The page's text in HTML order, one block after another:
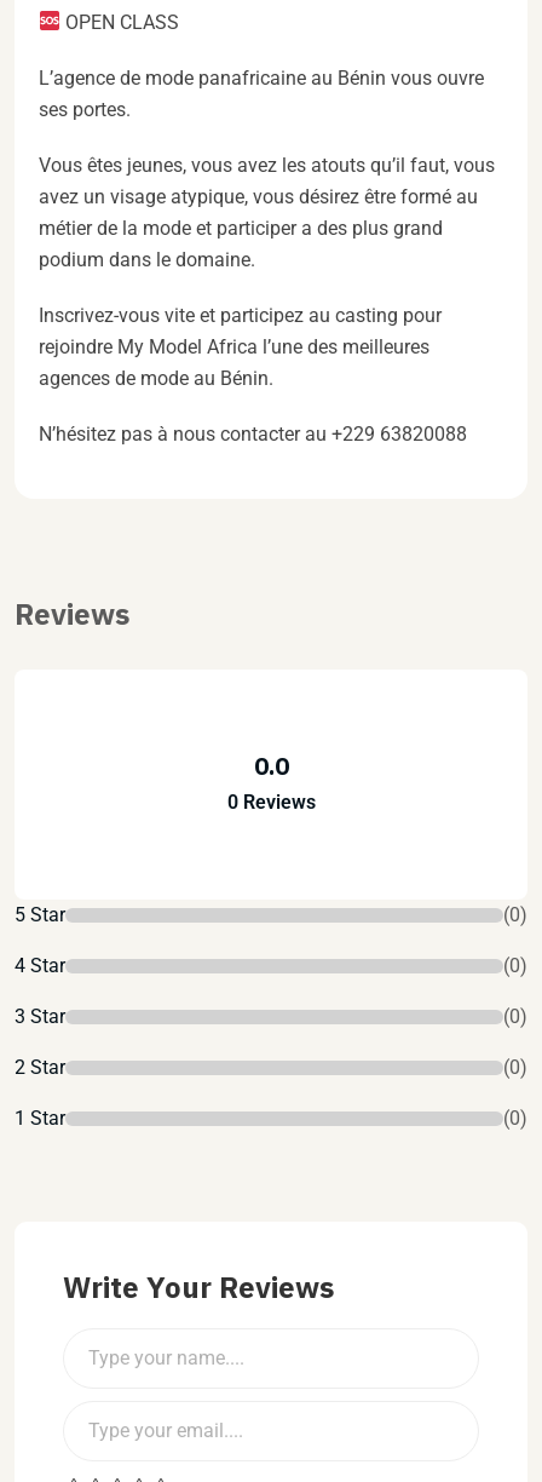
OPEN CLASS
L’agence de mode panafricaine au Bénin vous ouvre
ses portes.
Vous êtes jeunes, vous avez les atouts qu’il faut, vous
avez un visage atypique, vous désirez être formé au
métier de la mode et participer a des plus grand
podium dans le domaine.
Inscrivez-vous vite et participez au casting pour
rejoindre My Model Africa l’une des meilleures
agences de mode au Bénin.
N’hésitez pas à nous contacter au +229 63820088
Reviews
0.0
0 Reviews
5 Star (0)
4 Star (0)
3 Star (0)
2 Star (0)
1 Star (0)
Write Your Reviews